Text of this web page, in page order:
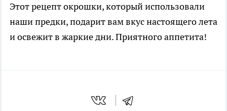
Этот рецепт окрошки, который использовали
наши предки, подарит вам вкус настоящего лета
и освежит в жаркие дни. Приятного аппетита!